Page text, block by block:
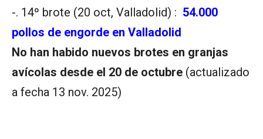
-. 14º brote (20 oct, Valladolid) : 54.000
pollos de engorde en Valladolid
No han habido nuevos brotes en granjas
avícolas desde el 20 de octubre (actualizado
a fecha 13 nov. 2025)